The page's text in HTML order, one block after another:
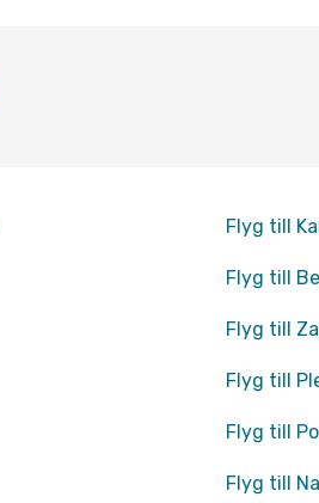
Flyg till
Flyg till
Flyg till
Flyg till
Flyg till
Flyg till